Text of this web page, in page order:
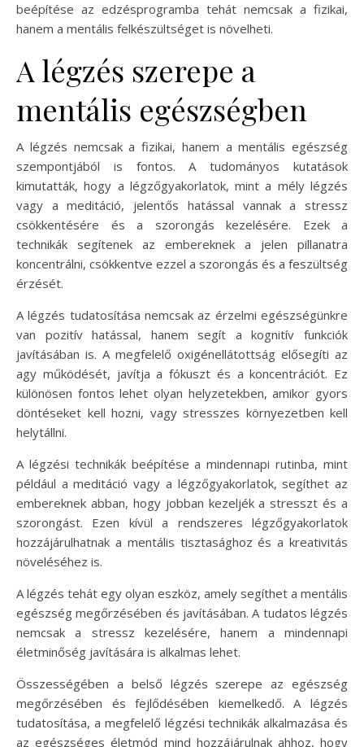
beépítése az edzésprogramba tehát nemcsak a fizikai,
hanem a mentális felkészültséget is növelheti.
A légzés szerepe a
mentális egészségben
A légzés nemcsak a fizikai, hanem a mentális egészség
szempontjából is fontos. A tudományos kutatások
kimutatták, hogy a légzőgyakorlatok, mint a mély légzés
vagy a meditáció, jelentős hatással vannak a stressz
csökkentésére és a szorongás kezelésére. Ezek a
technikák segítenek az embereknek a jelen pillanatra
koncentrálni, csökkentve ezzel a szorongás és a feszültség
érzését.
A légzés tudatosítása nemcsak az érzelmi egészségünkre
van pozitív hatással, hanem segít a kognitív funkciók
javításában is. A megfelelő oxigénellátottság elősegíti az
agy működését, javítja a fókuszt és a koncentrációt. Ez
különösen fontos lehet olyan helyzetekben, amikor gyors
döntéseket kell hozni, vagy stresszes környezetben kell
helytállni.
A légzési technikák beépítése a mindennapi rutinba, mint
például a meditáció vagy a légzőgyakorlatok, segíthet az
embereknek abban, hogy jobban kezeljék a stresszt és a
szorongást. Ezen kívül a rendszeres légzőgyakorlatok
hozzájárulhatnak a mentális tisztasághoz és a kreativitás
növeléséhez is.
A légzés tehát egy olyan eszköz, amely segíthet a mentális
egészség megőrzésében és javításában. A tudatos légzés
nemcsak a stressz kezelésére, hanem a mindennapi
életminőség javítására is alkalmas lehet.
Összességében a belső légzés szerepe az egészség
megőrzésében és fejlődésében kiemelkedő. A légzés
tudatosítása, a megfelelő légzési technikák alkalmazása és
az egészséges életmód mind hozzájárulnak ahhoz, hogy